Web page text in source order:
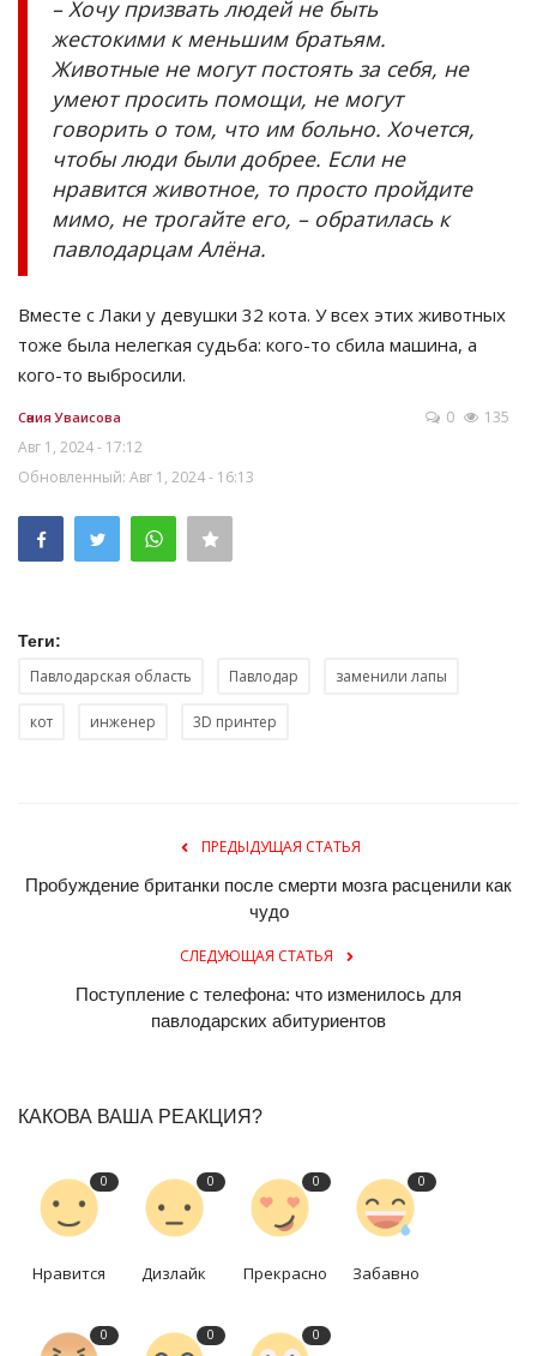
– Хочу призвать людей не быть
жестокими к меньшим братьям.
Животные не могут постоять за себя, не
умеют просить помощи, не могут
говорить о том, что им больно. Хочется,
чтобы люди были добрее. Если не
нравится животное, то просто пройдите
мимо, не трогайте его, – обратилась к
павлодарцам Алёна.
Вместе с Лаки у девушки 32 кота. У всех этих животных
тоже была нелегкая судьба: кого-то сбила машина, а
кого-то выбросили.
Сәния Уваисова
Авг 1, 2024 - 17:12
Обновленный: Авг 1, 2024 - 16:13
0 135
Теги:
Павлодарская область Павлодар заменили лапы
кот инженер 3D принтер
ПРЕДЫДУЩАЯ СТАТЬЯ
Пробуждение британки после смерти мозга расценили как
чудо
СЛЕДУЮЩАЯ СТАТЬЯ
Поступление с телефона: что изменилось для
павлодарских абитуриентов
КАКОВА ВАША РЕАКЦИЯ?
0
Нравится
0
Дизлайк
0
Прекрасно
0
Забавно
0 0 0